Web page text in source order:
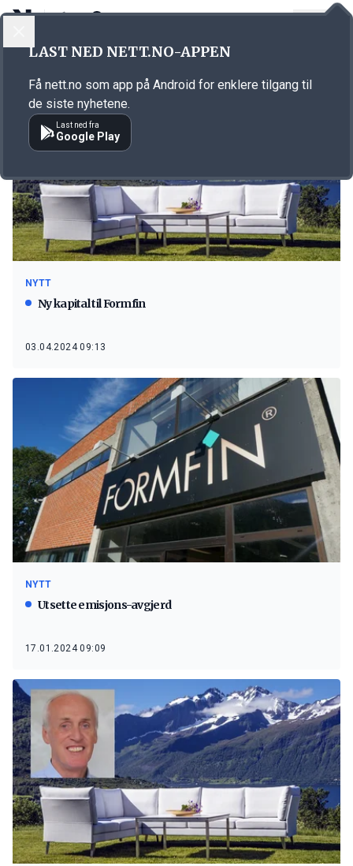
Emne: formfin
NYTT
Ny kapital til Formfin
03.04.2024 09:13
NYTT
Utsette emisjons-avgjerd
17.01.2024 09:09
LAST NED NETT.NO-APPEN
Få nett.no som app på Android for enklere tilgang til
de siste nyhetene.
Last ned fra
Google Play